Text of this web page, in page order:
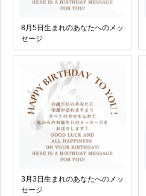
8月5日生まれのあなたへのメッ
セージ
3月3日生まれのあなたへのメッ
セージ